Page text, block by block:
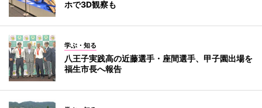
ホで3D観察も
学ぶ・知る
八王子実践高の近藤選手・座間選手、甲子園出場を
福生市長へ報告